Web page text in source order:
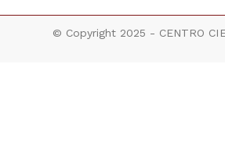
© Copyright 2025 - CENTRO